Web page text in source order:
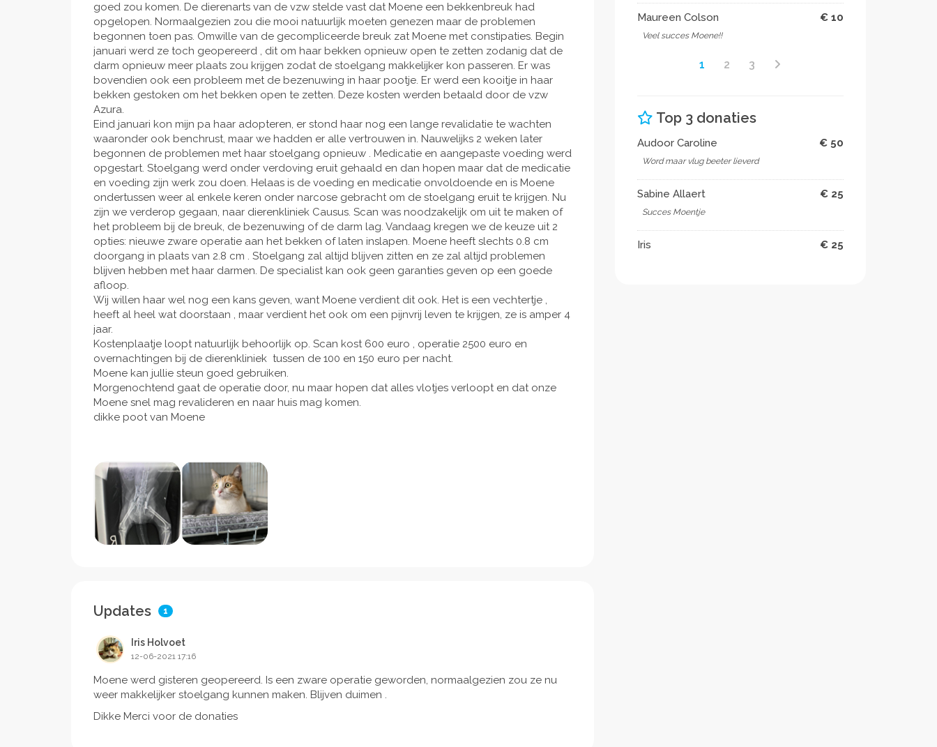
goed zou komen. De dierenarts van de vzw stelde vast dat Moene een bekkenbreuk had
opgelopen. Normaalgezien zou die mooi natuurlijk moeten genezen maar de problemen
begonnen toen pas. Omwille van de gecompliceerde breuk zat Moene met constipaties. Begin
januari werd ze toch geopereerd , dit om haar bekken opnieuw open te zetten zodanig dat de
darm opnieuw meer plaats zou krijgen zodat de stoelgang makkelijker kon passeren. Er was
bovendien ook een probleem met de bezenuwing in haar pootje. Er werd een kooitje in haar
bekken gestoken om het bekken open te zetten. Deze kosten werden betaald door de vzw
Azura.
Eind januari kon mijn pa haar adopteren, er stond haar nog een lange revalidatie te wachten
waaronder ook benchrust, maar we hadden er alle vertrouwen in. Nauwelijks 2 weken later
begonnen de problemen met haar stoelgang opnieuw . Medicatie en aangepaste voeding werd
opgestart. Stoelgang werd onder verdoving eruit gehaald en dan hopen maar dat de medicatie
en voeding zijn werk zou doen. Helaas is de voeding en medicatie onvoldoende en is Moene
ondertussen weer al enkele keren onder narcose gebracht om de stoelgang eruit te krijgen. Nu
zijn we verderop gegaan, naar dierenkliniek Causus. Scan was noodzakelijk om uit te maken of
het probleem bij de breuk, de bezenuwing of de darm lag. Vandaag kregen we de keuze uit 2
opties: nieuwe zware operatie aan het bekken of laten inslapen. Moene heeft slechts 0.8 cm
doorgang in plaats van 2.8 cm . Stoelgang zal altijd blijven zitten en ze zal altijd problemen
blijven hebben met haar darmen. De specialist kan ook geen garanties geven op een goede
afloop.
Wij willen haar wel nog een kans geven, want Moene verdient dit ook. Het is een vechtertje ,
heeft al heel wat doorstaan , maar verdient het ook om een pijnvrij leven te krijgen, ze is amper 4
jaar.
Kostenplaatje loopt natuurlijk behoorlijk op. Scan kost 600 euro , operatie 2500 euro en
overnachtingen bij de dierenkliniek tussen de 100 en 150 euro per nacht.
Moene kan jullie steun goed gebruiken.
Morgenochtend gaat de operatie door, nu maar hopen dat alles vlotjes verloopt en dat onze
Moene snel mag revalideren en naar huis mag komen.
dikke poot van Moene
Updates 1
Iris Holvoet
12-06-2021 17:16
Moene werd gisteren geopereerd. Is een zware operatie geworden, normaalgezien zou ze nu
weer makkelijker stoelgang kunnen maken. Blijven duimen .
Dikke Merci voor de donaties
Maureen Colson € 10
Veel succes Moene!!
1 2 3
Top 3 donaties
Audoor Caroline € 50
Word maar vlug beeter lieverd
Sabine Allaert € 25
Succes Moentje
Iris € 25